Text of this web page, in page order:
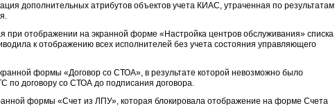
дополнительных атрибутов объектов учета КИАС, утраченная по результатам
при отображении на экранной форме «Настройка центров обслуживания» списка
к отображению всех исполнителей без учета состояния управляющего
формы «Договор со СТОА», в результате которой невозможно было
по договору со СТОА до подписания договора.
формы «Счет из ЛПУ», которая блокировала отображение на форме Счета